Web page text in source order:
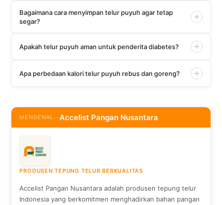
Bagaimana cara menyimpan telur puyuh agar tetap
segar?
Apakah telur puyuh aman untuk penderita diabetes?
Apa perbedaan kalori telur puyuh rebus dan goreng?
MENGENAL—Accelist Pangan Nusantara
PRODUSEN TEPUNG TELUR BERKUALITAS
Accelist Pangan Nusantara adalah produsen tepung telur
Indonesia yang berkomitmen menghadirkan bahan pangan